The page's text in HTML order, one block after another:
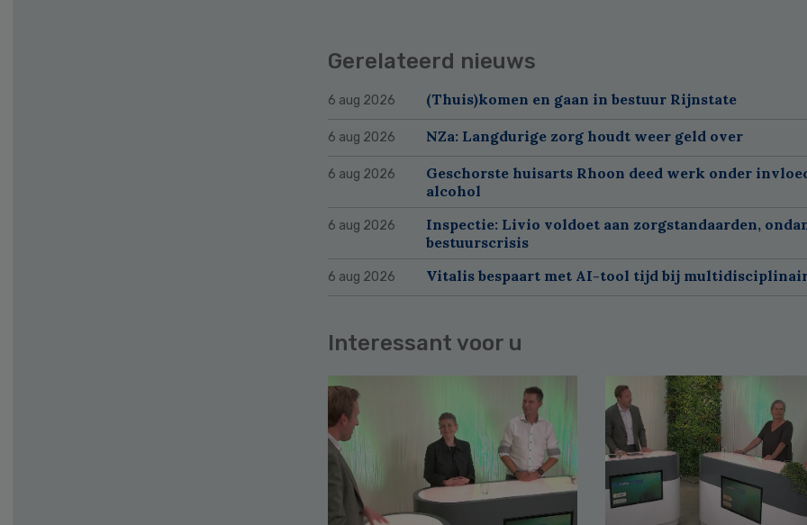
Gerelateerd nieuws
6 aug 2026 (Thuis)komen en gaan in bestuur Rijnstate
6 aug 2026 NZa: Langdurige zorg houdt weer geld over
6 aug 2026
Geschorste huisarts Rhoon deed werk onder
alcohol
6 aug 2026
Inspectie: Livio voldoet aan zorgstandaarden,
bestuurscrisis
6 aug 2026 Vitalis bespaart met AI-tool tijd bij
Interessant voor u